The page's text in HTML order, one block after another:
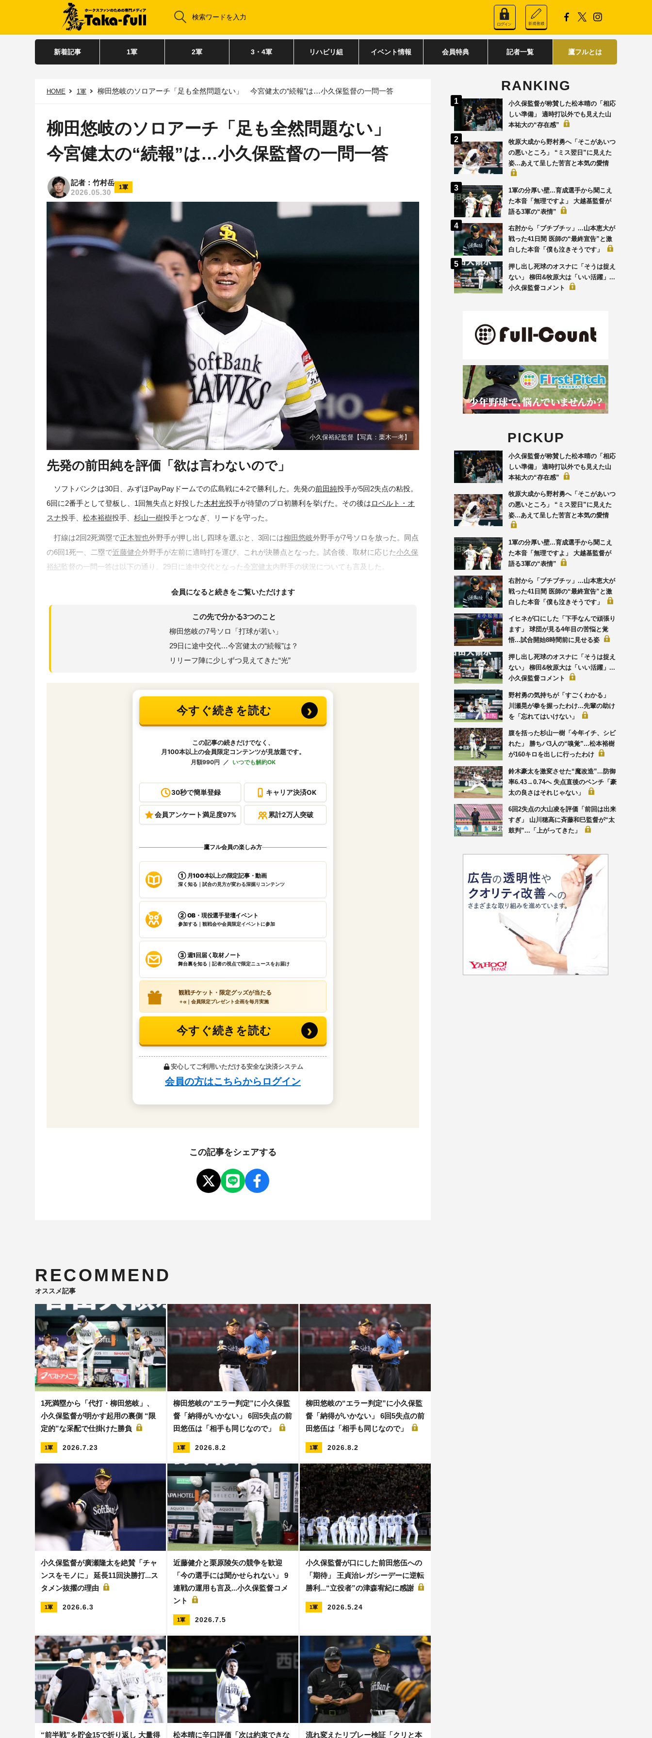
新着記事 1軍 2軍 3・4軍 リハビリ組 イベント情報 会員特典 記者一覧 鷹フルとは
HOME 1軍 柳田悠岐のソロアーチ「足も全然問題ない」 今宮健太の“続報”は…小久保監督の一問一答
柳田悠岐のソロアーチ「足も全然問題ない」
今宮健太の“続報”は…小久保監督の一問一答
記者：竹村岳
2026.05.30
1軍
小久保裕紀監督【写真：栗木一考】
先発の前田純を評価「欲は言わないので」
ソフトバンクは30日、みずほPayPayドームでの広島戦に4-2で勝利した。先発の前田純投手が5回2失点の粘投。
6回に2番手として登板し、1回無失点と好投した木村光投手が待望のプロ初勝利を挙げた。その後はロベルト・オ
スナ投手、 松本裕樹投手、 杉山一樹投手とつなぎ、リードを守った。
打線は2回2死満塁で正木智也外野手が押し出し四球を選ぶと、3回には柳田悠岐外野手が7号ソロを放った。同点
の6回1死一、二塁で近藤健介外野手が左前に適時打を運び、これが決勝点となった。試合後、取材に応じた小久保
裕紀監督の一問一答は以下の通り。29日に途中交代となった今宮健太内野手の状況についても言及した。
会員になると続きをご覧いただけます
この先で分かる3つのこと
柳田悠岐の7号ソロ「打球が若い」
29日に途中交代…今宮健太の“続報”は？
リリーフ陣に少しずつ見えてきた“光”
この記事をシェアする
RECOMMEND
オススメ記事
1死満塁から「代打・柳田悠岐」、
小久保監督が明かす起用の裏側 “限
定的”な采配で仕掛けた勝負
1軍 2026.7.23
柳田悠岐の“エラー判定”に小久保監
督「納得がいかない」 6回5失点の前
田悠伍は「相手も同じなので」
1軍 2026.8.2
柳田悠岐の“エラー判定”に小久保監
督「納得がいかない」 6回5失点の前
田悠伍は「相手も同じなので」
1軍 2026.8.2
小久保監督が廣瀬隆太を絶賛「チャ
ンスをモノに」 延長11回決勝打...ス
タメン抜擢の理由
1軍 2026.6.3
近藤健介と栗原陵矢の競争を歓迎
「今の選手には聞かせられない」 9
連戦の運用も言及...小久保監督コメ
ント
1軍 2026.7.5
小久保監督が口にした前田悠伍への
「期待」 王貞治レガシーデーに逆転
勝利...“立役者”の津森宥紀に感謝
1軍 2026.5.24
“前半戦”を貯金15で折り返し 大量得 松本晴に辛口評価「次は約束できな 流れ変えたリプレー検証「クリと本
RANKING
小久保監督が称賛した松本晴の「相応
しい準備」 適時打以外でも見えた山
本祐大の“存在感”
牧原大成から野村勇へ「そこがあいつ
の悪いところ」 “ミス翌日”に見えた
姿...あえて呈した苦言と本気の愛情
1軍の分厚い壁...育成選手から聞こえ
た本音「無理ですよ」 大越基監督が
語る3軍の“表情”
右肘から「ブチブチッ」...山本恵大が
戦った41日間 医師の“最終宣告”と激
白した本音「僕も泣きそうです」
押し出し死球のオスナに「そうは捉え
ない」 柳田&牧原大は「いい活躍」...
小久保監督コメント
PICKUP
小久保監督が称賛した松本晴の「相応
しい準備」 適時打以外でも見えた山
本祐大の“存在感”
牧原大成から野村勇へ「そこがあいつ
の悪いところ」 “ミス翌日”に見えた
姿...あえて呈した苦言と本気の愛情
1軍の分厚い壁...育成選手から聞こえ
た本音「無理ですよ」 大越基監督が
語る3軍の“表情”
右肘から「ブチブチッ」...山本恵大が
戦った41日間 医師の“最終宣告”と激
白した本音「僕も泣きそうです」
イヒネが口にした「下手なんで頑張り
ます」 球団が見る4年目の苦悩と覚
悟...試合開始8時間前に見せる姿
押し出し死球のオスナに「そうは捉え
ない」 柳田&牧原大は「いい活躍」...
小久保監督コメント
野村勇の気持ちが「すごくわかる」
川瀬晃が拳を握ったわけ...先輩の助け
を「忘れてはいけない」
腹を括った杉山一樹「今年イチ、シビ
れた」 勝ちパ3人の“嗅覚”...松本裕樹
が160キロを出しに行ったわけ
鈴木豪太を激変させた“魔改造”...防御
率6.43→0.74へ 失点直後のベンチ「豪
太の良さはそれじゃない」
6回2失点の大山凌を評価「前回は出来
すぎ」 山川穂高に斉藤和巳監督が“太
鼓判”...「上がってきた」